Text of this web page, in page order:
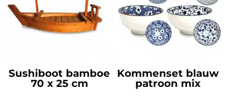
Sushiboot bamboe
70 x 25 cm
Kommenset blauw
patroon mix